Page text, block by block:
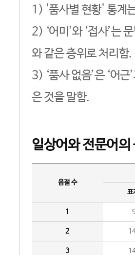
1) '품사별 현황' 통계
2) ‘어미’와 ‘접사’는
와 같은 층위로 처리함.
3) ‘품사 없음’은 ‘어
은 것을 말함.
일상어와 전문어의
음절 수
표
1
2
3